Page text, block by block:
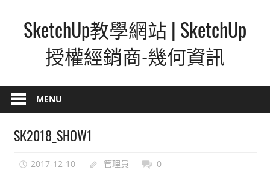
contentSketchUp教學網站 | SketchUp
授權經銷商-幾何資訊
–
最
覺
MENU
SK2018_SHOW1
2017-12-10 管理員 0